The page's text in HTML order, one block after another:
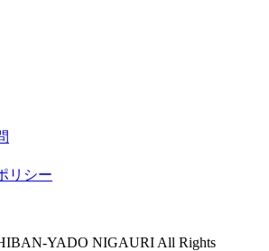
リシー
YADO NIGAURI All Rights